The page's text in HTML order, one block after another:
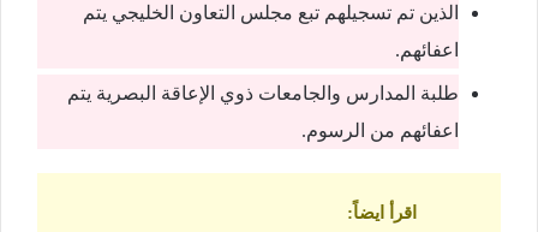
الذين تم تسجيلهم تبع مجلس التعاون الخليجي يتم
اعفائهم.
طلبة المدارس والجامعات ذوي الإعاقة البصرية يتم
اعفائهم من الرسوم.
اقرأ ايضاً: